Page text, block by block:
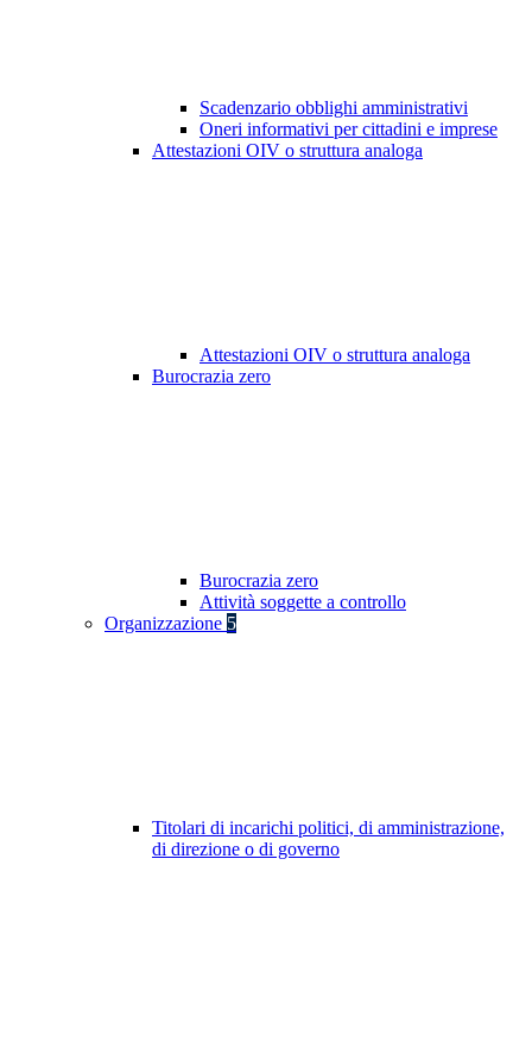
Scadenzario obblighi amministrativi
Oneri informativi per cittadini e imprese
Attestazioni OIV o struttura analoga
Attestazioni OIV o struttura analoga
Burocrazia zero
Burocrazia zero
Attività soggette a controllo
Organizzazione 5
Titolari di incarichi politici, di amministrazione,
di direzione o di governo